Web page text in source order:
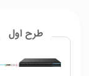
طرح اول